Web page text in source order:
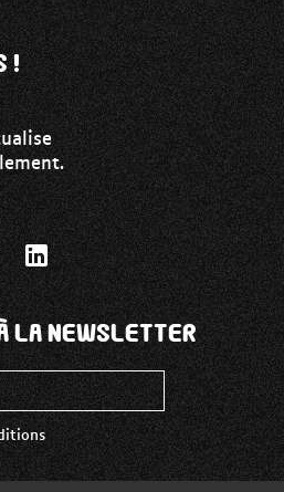
!
la Newsletter